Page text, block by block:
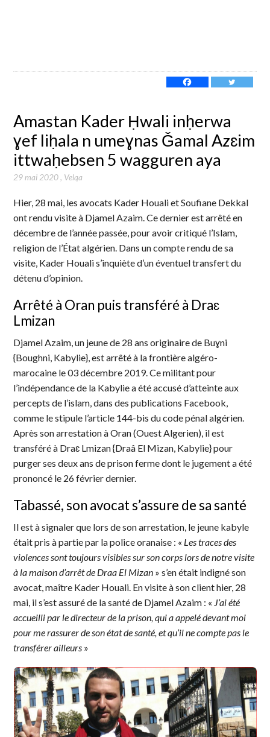
Amastan Kader Ḥwali inḥerwa
ɣef liḥala n umeɣnas Ǧamal Azɛim
ittwaḥebsen 5 wagguren aya
29 mai 2020, Velqa
Hier, 28 mai, les avocats Kader Houali et Soufiane Dekkal
ont rendu visite à Djamel Azaim. Ce dernier est arrêté en
décembre de l’année passée, pour avoir critiqué l’Islam,
religion de l’État algérien. Dans un compte rendu de sa
visite, Kader Houali s’inquiète d’un éventuel transfert du
détenu d’opinion.
Arrêté à Oran puis transféré à Draɛ
Lmizan
Djamel Azaim, un jeune de 28 ans originaire de Buɣni
{Boughni, Kabylie}, est arrêté à la frontière algéro-
marocaine le 03 décembre 2019. Ce militant pour
l’indépendance de la Kabylie a été accusé d’atteinte aux
percepts de l’islam, dans des publications Facebook,
comme le stipule l’article 144-bis du code pénal algérien.
Après son arrestation à Oran (Ouest Algerien), il est
transféré à Draɛ Lmizan {Draâ El Mizan, Kabylie} pour
purger ses deux ans de prison ferme dont le jugement a été
prononcé le 26 février dernier.
Tabassé, son avocat s’assure de sa santé
Il est à signaler que lors de son arrestation, le jeune kabyle
était pris à partie par la police oranaise : « Les traces des
violences sont toujours visibles sur son corps lors de notre visite
à la maison d’arrêt de Draa El Mizan » s’en était indigné son
avocat, maître Kader Houali. En visite à son client hier, 28
mai, il s’est assuré de la santé de Djamel Azaim : « J’ai été
accueilli par le directeur de la prison, qui a appelé devant moi
pour me rassurer de son état de santé, et qu’il ne compte pas le
transférer ailleurs »